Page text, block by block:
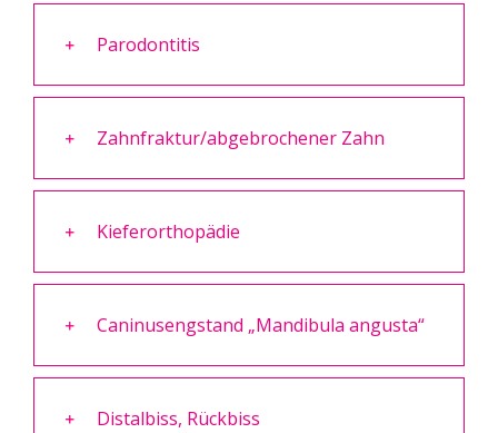
Parodontitis
Zahnfraktur/abgebrochener Zahn
Kieferorthopädie
Caninusengstand „Mandibula angusta“
Distalbiss, Rückbiss